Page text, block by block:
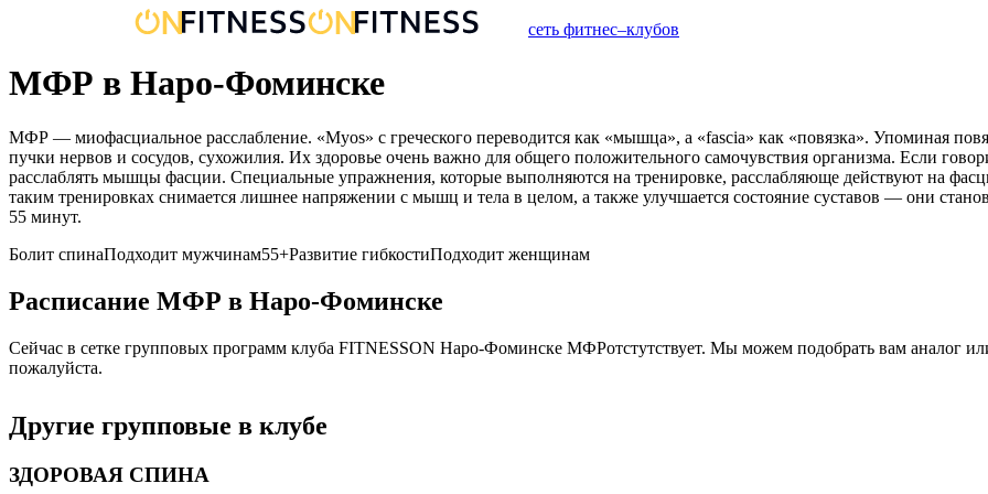
сеть фитнес–клубов
МФР в Наро-Фоминске
МФР — миофасциальное расслабление. «Myos» с греческого переводится как «мышца», а «fascia» как «повязка». Упоминая
пучки нервов и сосудов, сухожилия. Их здоровье очень важно для общего положительного самочувствия организма. Если
расслаблять мышцы фасции. Специальные упражнения, которые выполняются на тренировке, расслабляюще действуют на
таким тренировках снимается лишнее напряжении с мышц и тела в целом, а также улучшается состояние суставов — они
55 минут.
Болит спинаПодходит мужчинам55+Развитие гибкостиПодходит женщинам
Расписание МФР в Наро-Фоминске
Сейчас в сетке групповых программ клуба FITNESSON Наро-Фоминске МФРотстутствует. Мы можем подобрать вам аналог
пожалуйста.
Другие групповые в клубе
ЗДОРОВАЯ СПИНА